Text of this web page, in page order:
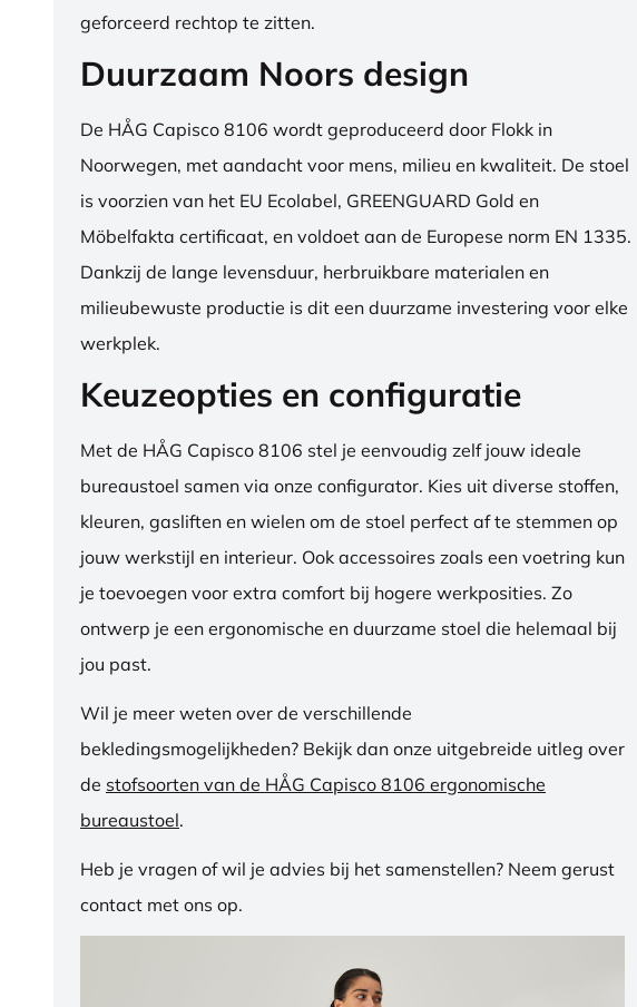
geforceerd rechtop te zitten.
Duurzaam Noors design
De HÅG Capisco 8106 wordt geproduceerd door Flokk in
Noorwegen, met aandacht voor mens, milieu en kwaliteit. De stoel
is voorzien van het EU Ecolabel, GREENGUARD Gold en
Möbelfakta certificaat, en voldoet aan de Europese norm EN 1335.
Dankzij de lange levensduur, herbruikbare materialen en
milieubewuste productie is dit een duurzame investering voor elke
werkplek.
Keuzeopties en configuratie
Met de HÅG Capisco 8106 stel je eenvoudig zelf jouw ideale
bureaustoel samen via onze configurator. Kies uit diverse stoffen,
kleuren, gasliften en wielen om de stoel perfect af te stemmen op
jouw werkstijl en interieur. Ook accessoires zoals een voetring kun
je toevoegen voor extra comfort bij hogere werkposities. Zo
ontwerp je een ergonomische en duurzame stoel die helemaal bij
jou past.
Wil je meer weten over de verschillende
bekledingsmogelijkheden? Bekijk dan onze uitgebreide uitleg over
de stofsoorten van de HÅG Capisco 8106 ergonomische
bureaustoel.
Heb je vragen of wil je advies bij het samenstellen? Neem gerust
contact met ons op.